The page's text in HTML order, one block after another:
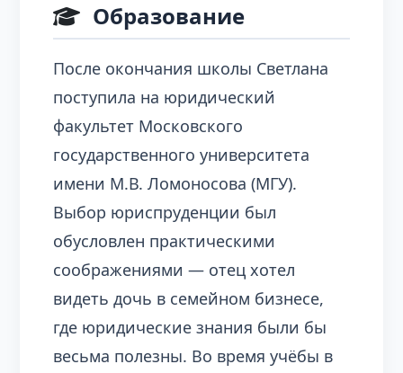
Образование
После окончания школы Светлана
поступила на юридический
факультет Московского
государственного университета
имени М.В. Ломоносова (МГУ).
Выбор юриспруденции был
обусловлен практическими
соображениями — отец хотел
видеть дочь в семейном бизнесе,
где юридические знания были бы
весьма полезны. Во время учёбы в